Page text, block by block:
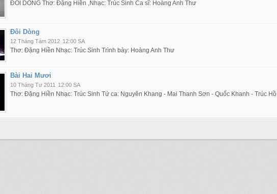
ĐÔI DÒNG Thơ: Đặng Hiền ,Nhạc: Trúc Sinh Ca sĩ: Hoàng Anh Thư
Đôi Dòng
12 Tháng Tám 2012 12:00 SA
Thơ: Đặng Hiền Nhạc: Trúc Sinh Trình bày: Hoàng Anh Thư
Bài Hai Mươi
10 Tháng Tư 2011 12:00 SA
Thơ: Đặng Hiền Nhạc: Trúc Sinh Tứ ca: Nguyên Khang - Mai Thanh Sơn - Quốc Khanh - Trúc Hồ